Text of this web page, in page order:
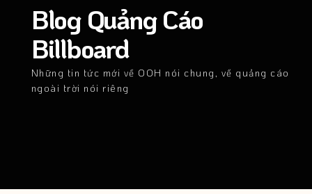
Blog Quảng Cáo
Billboard
Những tin tức mới về OOH nói chung, về quảng cáo
ngoài trời nói riêng